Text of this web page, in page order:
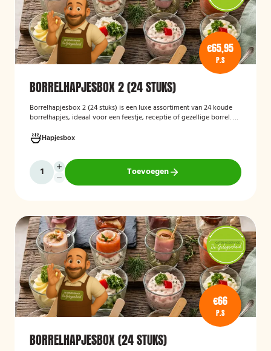
€65,95
P.S
BORRELHAPJESBOX 2 (24 STUKS)
Borrelhapjesbox 2 (24 stuks) is een luxe assortiment van 24 koude
borrelhapjes, ideaal voor een feestje, receptie of gezellige borrel. De
klaar worden geleverd, zodat u uw gasten eenvoudig kunt trakteren
op een smaakvolle en feestelijke borrelervaring.
Hapjesbox
Toevoegen
€66
P.S
BORRELHAPJESBOX (24 STUKS)